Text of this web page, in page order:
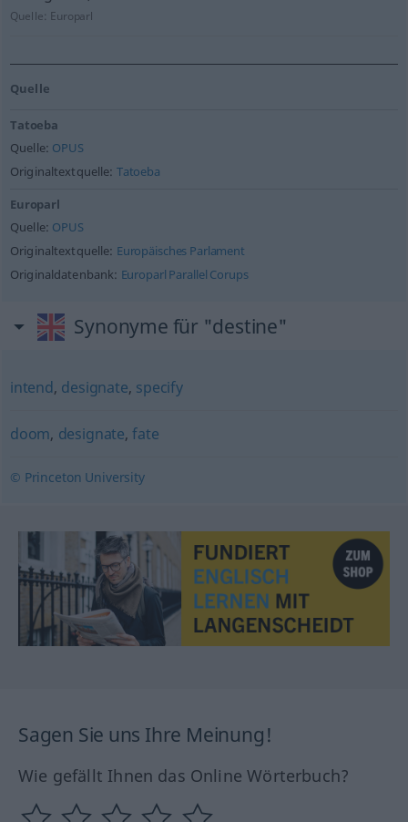
Quelle: Europarl
Quelle
Tatoeba
Quelle: OPUS
Originaltextquelle: Tatoeba
Europarl
Quelle: OPUS
Originaltextquelle: Europäisches Parlament
Originaldatenbank: Europarl Parallel Corups
Synonyme für "destine"
intend, designate, specify
doom, designate,fate
© Princeton University
Sagen Sie uns Ihre Meinung!
Wie gefällt Ihnen das Online Wörterbuch?